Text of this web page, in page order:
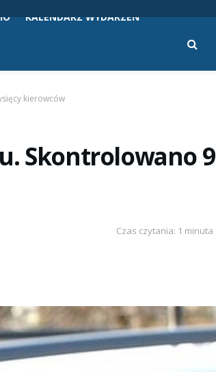
KALENDARZ WYDARZEŃ
kierowców
Skontrolowano 9
Czas czytania: 1 minuta